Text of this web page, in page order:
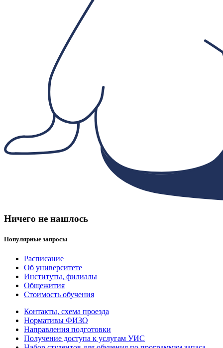
Ничего не нашлось
Популярные запросы
Расписание
Об университете
Институты, филиалы
Общежития
Стоимость обучения
Контакты, схема проезда
Нормативы ФИЗО
Направления подготовки
Получение доступа к услугам УИС